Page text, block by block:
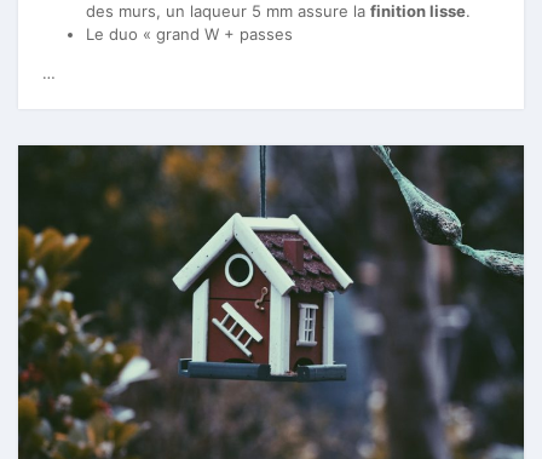
des murs, un laqueur 5 mm assure la finition lisse.
Le duo « grand W + passes
…